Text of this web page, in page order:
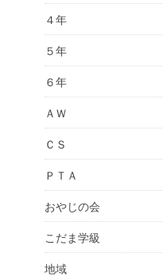
４年
５年
６年
ＡＷ
ＣＳ
ＰＴＡ
おやじの会
こだま学級
地域